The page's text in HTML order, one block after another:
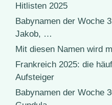
Hitlisten 2025
Babynamen der Woche
Jakob, …
Mit diesen Namen wird
Frankreich 2025: die
Aufsteiger
Babynamen der Woche